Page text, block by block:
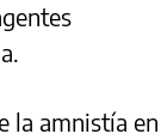
la amnistía en